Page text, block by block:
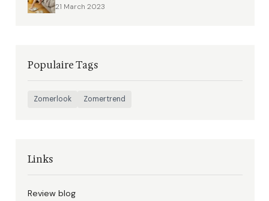
21 March 2023
Populaire Tags
Zomerlook Zomertrend
Links
Review blog